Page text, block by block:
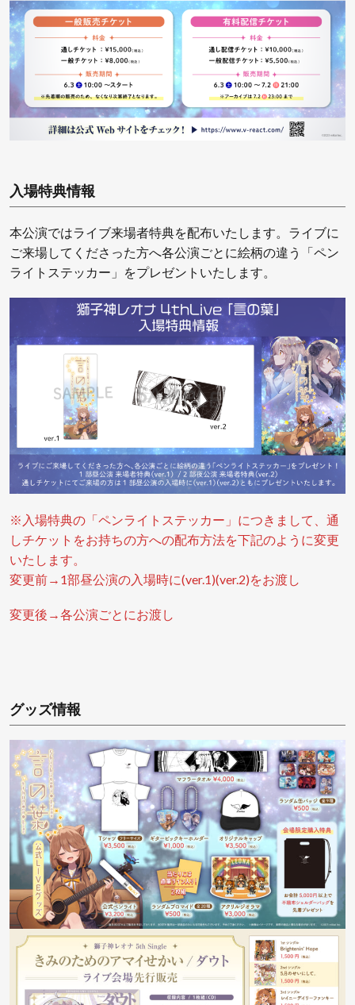
入場特典情報
本公演ではライブ来場者特典を配布いたします。ライブに
ご来場してくださった方へ各公演ごとに絵柄の違う「ペン
ライトステッカー」をプレゼントいたします。
※入場特典の「ペンライトステッカー」につきまして、通
しチケットをお持ちの方への配布方法を下記のように変更
いたします。
変更前→1部昼公演の入場時に(ver.1)(ver.2)をお渡し
変更後→各公演ごとにお渡し
グッズ情報